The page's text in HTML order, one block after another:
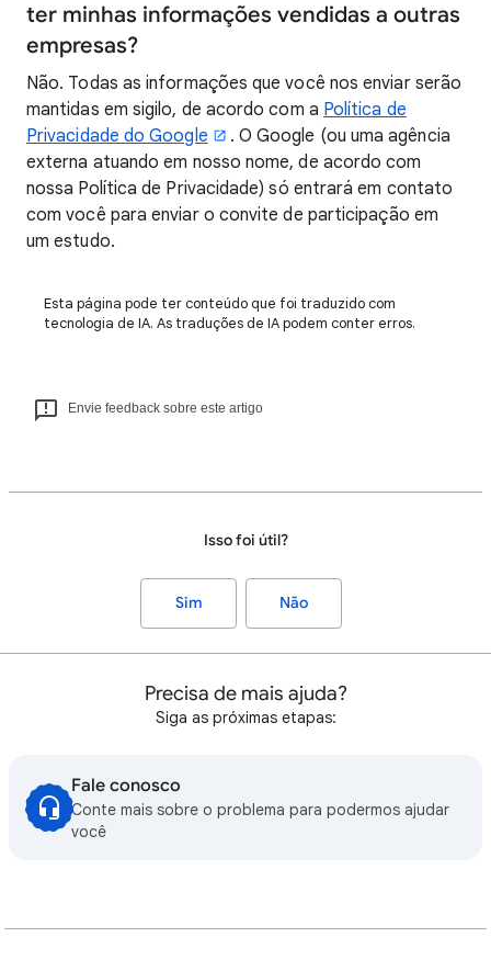
ter minhas informações vendidas a outras
empresas?
Não. Todas as informações que você nos enviar serão
mantidas em sigilo, de acordo com a Política de
Privacidade do Google
. O Google (ou uma agência
externa atuando em nosso nome, de acordo com
nossa Política de Privacidade) só entrará em contato
com você para enviar o convite de participação em
um estudo.
Esta página pode ter conteúdo que foi traduzido com
tecnologia de IA. As traduções de IA podem conter erros.
Envie feedback sobre este artigo
Isso foi útil?
Sim Não
Precisa de mais ajuda?
Siga as próximas etapas:
Fale conosco
Conte mais sobre o problema para podermos ajudar
você